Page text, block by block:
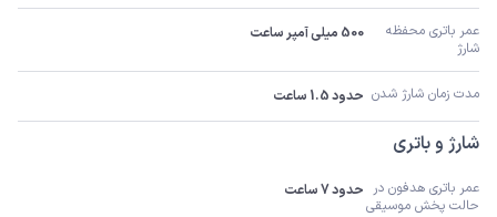
شارژ
500 میلی آمپر ساعت
مدت زمان شارژ شدن حدود 1.5 ساعت
شارژ و باتری
حالت پخش موسیقی
حدود 7 ساعت